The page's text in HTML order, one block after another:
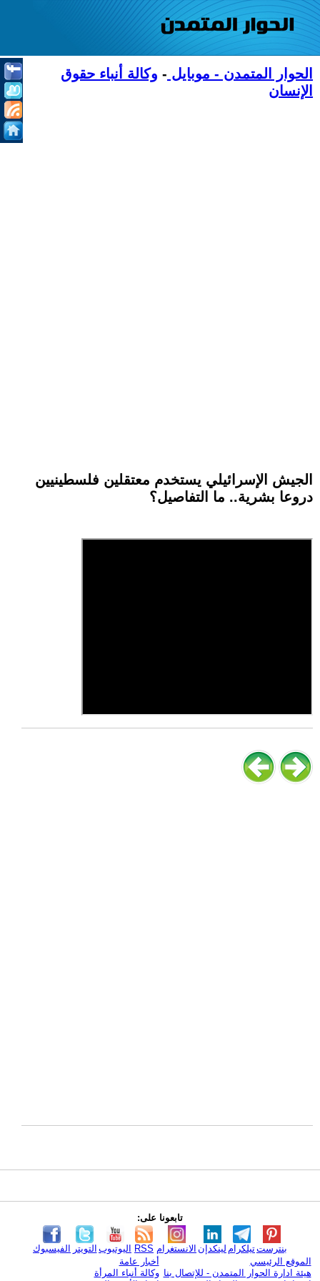
الحوار المتمدن - موبايل - وكالة أنباء حقوق
الإنسان
الجيش الإسرائيلي يستخدم معتقلين فلسطينيين
دروعا بشرية.. ما التفاصيل؟
تابعونا على:
الفيسبوك التويتر اليوتيوب RSS الانستغرام لينكدإن تيلكرامبنترست
الموقع الرئيسي
هيئة ادارة الحوار المتمدن - للإتصال بنا
أخبار عامة
وكالة أنباء المرأة